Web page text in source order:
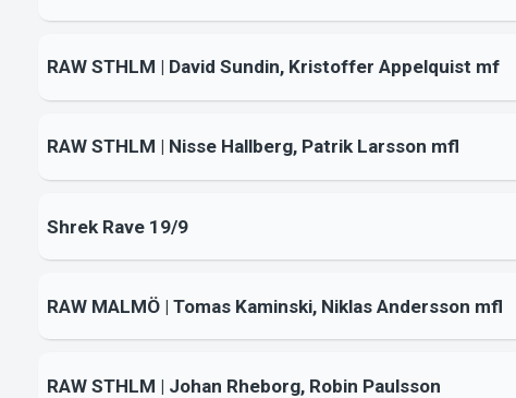
RAW STHLM | David Sundin, Kristoffer Appelquist mf
RAW STHLM | Nisse Hallberg, Patrik Larsson mfl
Shrek Rave 19/9
RAW MALMÖ | Tomas Kaminski, Niklas Andersson mfl
RAW STHLM | Johan Rheborg, Robin Paulsson